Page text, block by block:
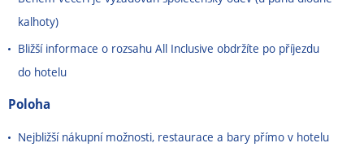
kalhoty)
Bližší informace o rozsahu All Inclusive obdržíte po příjezdu
do hotelu
Poloha
Nejbližší nákupní možnosti, restaurace a bary přímo v hotelu